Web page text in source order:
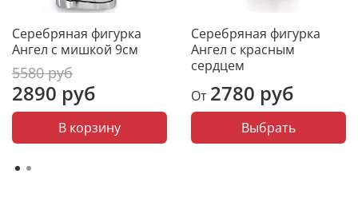
Серебряная фигурка
Ангел с мишкой 9см
5580 руб
2890 руб
В корзину
Серебряная фигурка
Ангел с красным
сердцем
От 2780 руб
Выбрать